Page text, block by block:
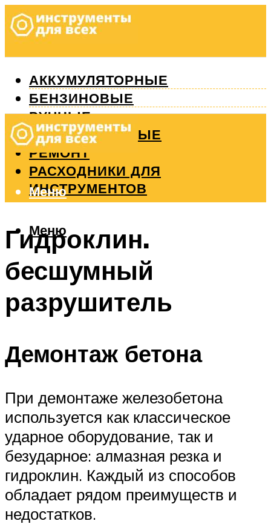
АККУМУЛЯТОРНЫЕ
БЕНЗИНОВЫЕ
РУЧНЫЕ
ИЗМЕРИТЕЛЬНЫЕ
РЕМОНТ
РАСХОДНИКИ ДЛЯ
ИНСТРУМЕНТОВ
Меню
Меню
Гидроклин.
бесшумный
разрушитель
Демонтаж бетона
При демонтаже железобетона
используется как классическое
ударное оборудование, так и
безударное: алмазная резка и
гидроклин. Каждый из способов
обладает рядом преимуществ и
недостатков.